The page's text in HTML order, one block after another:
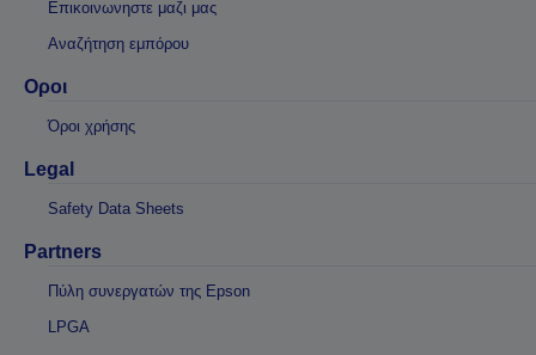
Επικοινωνηστε μαζι μας
Αναζήτηση εμπόρου
Οροι
Όροι χρήσης
Legal
Safety Data Sheets
Partners
Πύλη συνεργατών της Epson
LPGA